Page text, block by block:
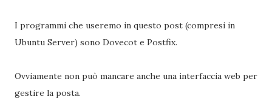
I programmi che useremo in questo post (compresi in
Ubuntu Server) sono Dovecot e Postfix.
Ovviamente non può mancare anche una interfaccia web per
gestire la posta.